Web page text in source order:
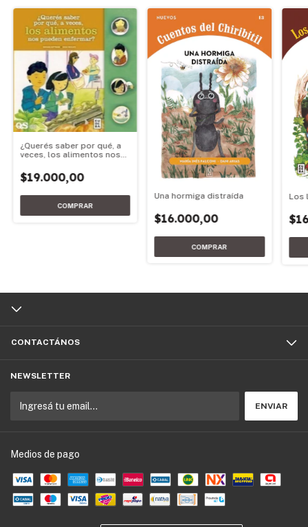
¿Querés saber por qué, a
veces, los alimentos nos
$19.000,00
Una hormiga distraída
$16.000,00
Los
CONTACTÁNOS
NEWSLETTER
Medios de pago